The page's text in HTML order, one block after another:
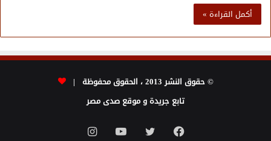
أكمل القراءة »
© حقوق النشر 2013 ، الحقوق محفوظة |
تابع جريدة و موقع صدى مصر
فيسبوك تويتر يوتيوبانستقرام